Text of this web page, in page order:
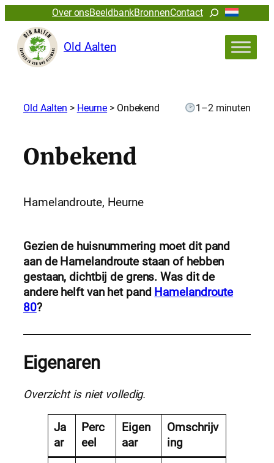
Over onsBeeldbankBronnenContactZoeken
Old Aalten
Old Aalten > Heurne > Onbekend 1–2 minuten
Onbekend
Hamelandroute, Heurne
Gezien de huisnummering moet dit pand
aan de Hamelandroute staan of hebben
gestaan, dichtbij de grens. Was dit de
andere helft van het pand Hamelandroute
80?
Eigenaren
Overzicht is niet volledig.
Ja
ar
Perc
eel
Eigen
aar
Omschrijv
ing